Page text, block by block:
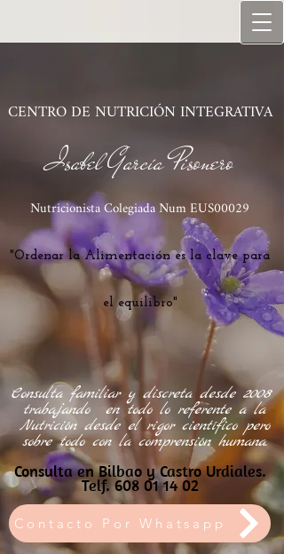
Consulta en Bilbao y Castro Urdiales.
Telf.608 01 14 02
Contacto Por Whatsapp
Consulta familiar y discreta desde 2008
trabajando en todo lo referente a la
Nutrición desde el rigor científico pero
sobre todo con la comprensión humana.
C​ENTRO DE NUTRICIÓN INTEGRATIVA
Isabel García Pisonero
Nutricionista Colegiada Num EUS00029
"Ordenar la Alimentación es la clave para
el equilibro"